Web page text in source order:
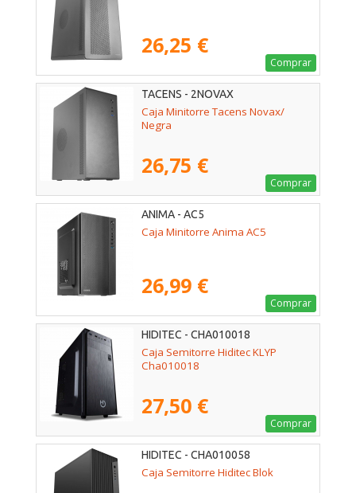
26,25 €
Comprar
TACENS - 2NOVAX
Caja Minitorre Tacens Novax/
Negra
26,75 €
Comprar
ANIMA - AC5
Caja Minitorre Anima AC5
26,99 €
Comprar
HIDITEC - CHA010018
Caja Semitorre Hiditec KLYP
Cha010018
27,50 €
Comprar
HIDITEC - CHA010058
Caja Semitorre Hiditec Blok